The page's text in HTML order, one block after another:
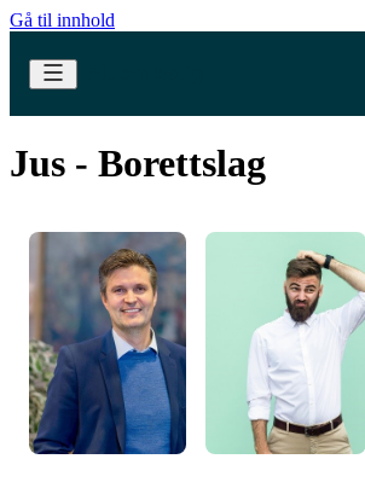
Gå til innhold
Jus - Borettslag